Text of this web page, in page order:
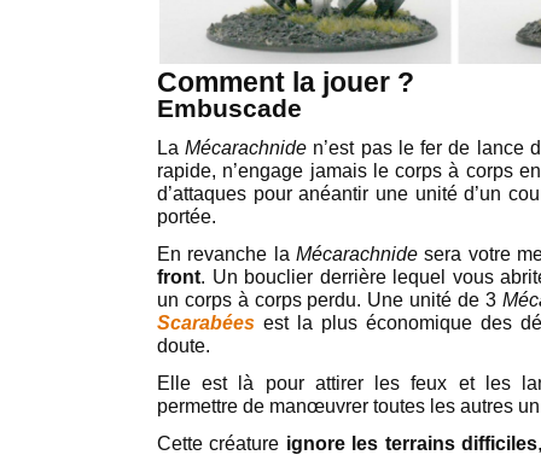
Comment la jouer ?
Embuscade
LaMécarachnide n’est pas le fer de lance
rapide, n’engage jamais le corps à corps
d’attaques pour anéantir une unité d’un
portée.
En revanche la Mécarachnidesera votre
front. Un bouclier derrière lequel vous
un corps à corps perdu. Une unité de 3
Scarabées est la plus économique des
doute.
Elle est là pour attirer les feux et les
permettre de manœuvrer toutes les autres
Cette créature ignore les terrains difficiles